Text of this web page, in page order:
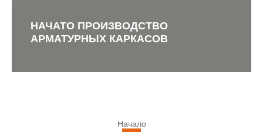
НАЧАТО ПРОИЗВОДСТВО
АРМАТУРНЫХ КАРКАСОВ
Начало